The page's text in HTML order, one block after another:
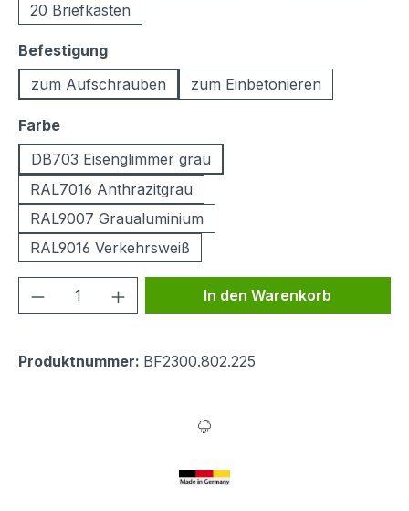
20 Briefkästen
Befestigungauswählen
zum Aufschrauben
zum Einbetonieren
Farbeauswählen
DB703 Eisenglimmer grau
RAL7016 Anthrazitgrau
RAL9007 Graualuminium
RAL9016 Verkehrsweiß
Produkt Anzahl: Gib denIn den Warenkorb
Produktnummer: BF2300.802.225